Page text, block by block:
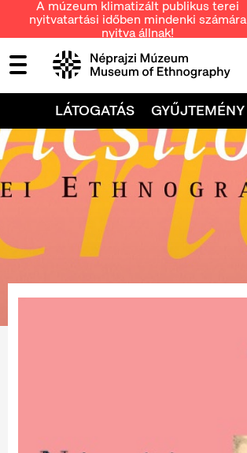
A múzeum klimatizált publikus terei
nyitvatartási időben mindenki számára
nyitva állnak!
LÁTOGATÁS GYŰJTEMÉNY